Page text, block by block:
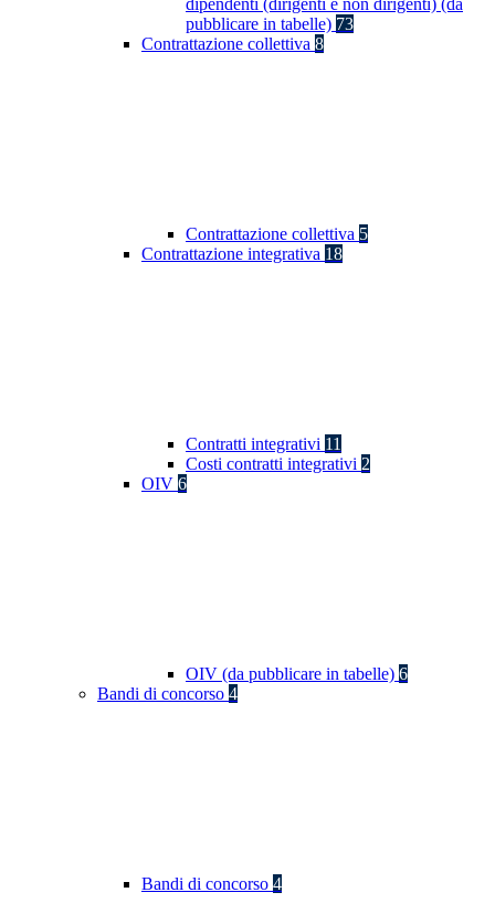
dipendenti (dirigenti e non dirigenti) (da
pubblicare in tabelle) 73
Contrattazione collettiva 8
Contrattazione collettiva 5
Contrattazione integrativa 18
Contratti integrativi 11
Costi contratti integrativi 2
OIV 6
OIV (da pubblicare in tabelle) 6
Bandi di concorso 4
Bandi di concorso 4